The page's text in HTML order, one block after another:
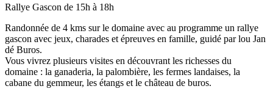
Rallye Gascon de 15h à 18h
Randonnée de 4 kms sur le domaine avec au programme un rallye
gascon avec jeux, charades et épreuves en famille, guidé par lou Jan
dé Buros.
Vous vivrez plusieurs visites en découvrant les richesses du
domaine : la ganaderia, la palombière, les fermes landaises, la
cabane du gemmeur, les étangs et le château de buros.